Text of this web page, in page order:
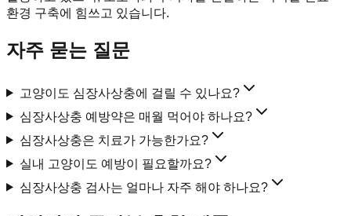
환경 구축에 힘쓰고 있습니다.
자주 묻는 질문
고양이도 심장사상충에 걸릴 수 있나요?
심장사상충 예방약은 매월 먹어야 하나요?
심장사상충은 치료가 가능한가요?
실내 고양이도 예방이 필요할까요?
심장사상충 검사는 얼마나 자주 해야 하나요?